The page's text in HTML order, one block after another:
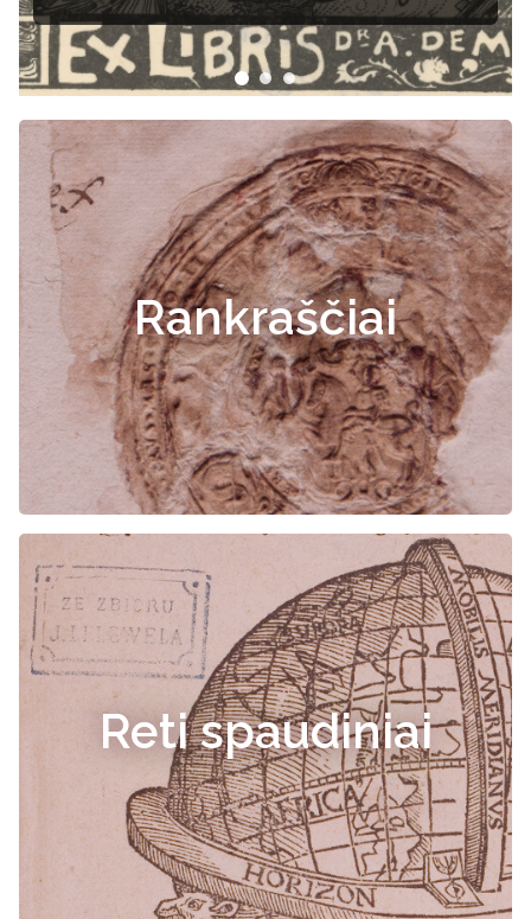
Rankraščiai
Reti spaudiniai